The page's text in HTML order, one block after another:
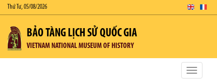
Thứ Tư, 05/08/2026
BẢO TÀNG LỊCH SỬ QUỐC GIA
VIETNAM NATIONAL MUSEUM OF HISTORY
Toggle